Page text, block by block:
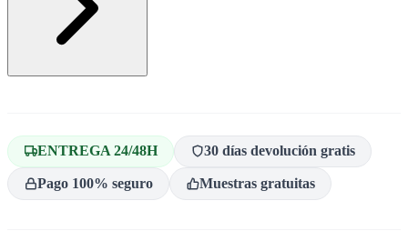
ENTREGA 24/48H 30 días devolución gratis
Pago 100% seguro Muestras gratuitas